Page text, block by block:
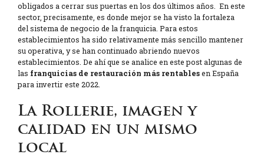
obligados a cerrar sus puertas en los dos últimos años. En este
sector, precisamente, es donde mejor se ha visto la fortaleza
del sistema de negocio de la franquicia. Para estos
establecimientos ha sido relativamente más sencillo mantener
su operativa, y se han continuado abriendo nuevos
establecimientos. De ahí que se analice en este post algunas de
las franquicias de restauración más rentablesen España
para invertir este 2022.
La Rollerie, imagen y
calidad en un mismo
local